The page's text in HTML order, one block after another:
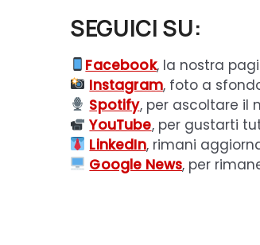
SEGUICI SU:
Facebook, la nostra
Instagram, foto a
Spotify, per ascoltare il
YouTube, per gustarti
LinkedIn, rimani
Google News, per